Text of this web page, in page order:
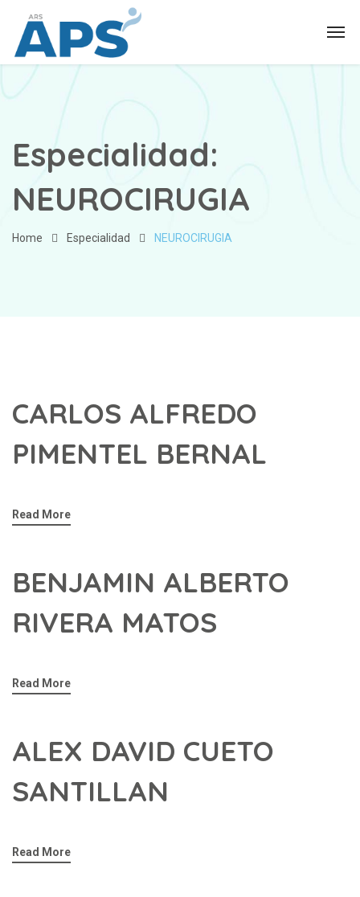
Especialidad:
NEUROCIRUGIA
Home Especialidad NEUROCIRUGIA
CARLOS ALFREDO
PIMENTEL BERNAL
Read More
BENJAMIN ALBERTO
RIVERA MATOS
Read More
ALEX DAVID CUETO
SANTILLAN
Read More